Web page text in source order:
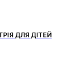
ДЛЯ ДІТЕЙ